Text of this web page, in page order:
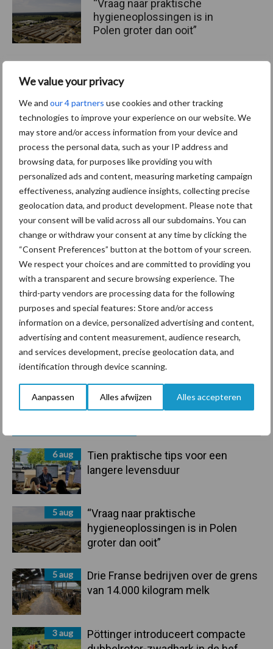
We value your privacy
We and our 4 partners use cookies and other tracking
technologies to improve your experience on our website. We
may store and/or access information from your device and
process the personal data, such as your IP address and
browsing data, for purposes like providing you with
personalized ads and content, measuring marketing campaign
effectiveness, analyzing audience insights, collecting precise
geolocation data, and product development. Please note that
your consent will be valid across all our subdomains. You can
change or withdraw your consent at any time by clicking the
“Consent Preferences” button at the bottom of your screen.
We respect your choices and are committed to providing you
with a transparent and secure browsing experience. The
third-party vendors are processing data for the following
purposes and special features: Store and/or access
information on a device, personalized advertising and content,
advertising and content measurement, audience research,
and services development, precise geolocation data, and
identification through device scanning.
Aanpassen Alles afwijzen Alles accepteren
Primaire
Sidebar
6 aug
Tien praktische tips voor een
langere levensduur
5 aug
“Vraag naar praktische
hygieneoplossingen is in Polen
groter dan ooit”
5 aug
Drie Franse bedrijven over de grens
van 14.000 kilogram melk
3 aug
Pöttinger introduceert compacte
“Vraag naar praktische
hygieneoplossingen is in
Polen groter dan ooit”
Drie Franse bedrijven over
de grens van 14.000
kilogram melk
Themapagina's
Diergezondheid Bemesting Fokkerij
Beregening Bijproducten
Toon meer